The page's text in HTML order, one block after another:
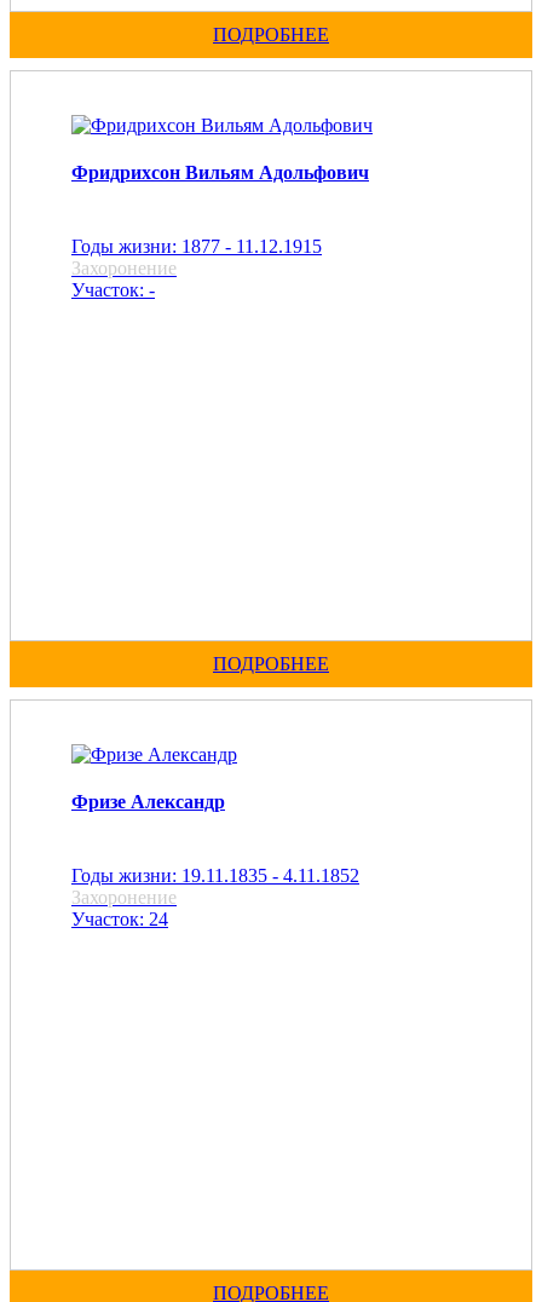
ПОДРОБНЕЕ
Фридрихсон Вильям Адольфович
Годы жизни: 1877 - 11.12.1915
Захоронение
Участок: -
ПОДРОБНЕЕ
Фризе Александр
Годы жизни: 19.11.1835 - 4.11.1852
Захоронение
Участок: 24
ПОДРОБНЕЕ